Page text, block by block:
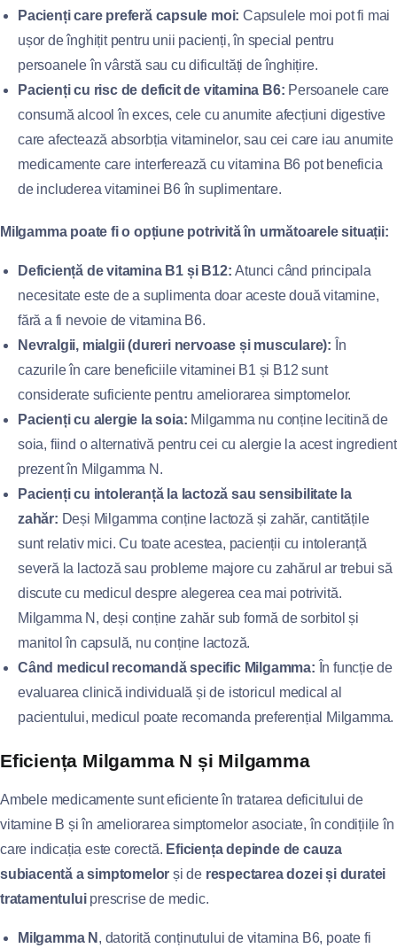
Pacienți care preferă capsule moi: Capsulele moi pot fi mai
ușor de înghițit pentru unii pacienți, în special pentru
persoanele în vârstă sau cu dificultăți de înghițire.
Pacienți cu risc de deficit de vitamina B6: Persoanele care
consumă alcool în exces, cele cu anumite afecțiuni digestive
care afectează absorbția vitaminelor, sau cei care iau anumite
medicamente care interferează cu vitamina B6 pot beneficia
de includerea vitaminei B6 în suplimentare.
Milgamma poate fi o opțiune potrivită în următoarele situații:
Deficiență de vitamina B1 și B12: Atunci când principala
necesitate este de a suplimenta doar aceste două vitamine,
fără a fi nevoie de vitamina B6.
Nevralgii, mialgii (dureri nervoase și musculare): În
cazurile în care beneficiile vitaminei B1 și B12 sunt
considerate suficiente pentru ameliorarea simptomelor.
Pacienți cu alergie la soia: Milgamma nu conține lecitină de
soia, fiind o alternativă pentru cei cu alergie la acest ingredient
prezent în Milgamma N.
Pacienți cu intoleranță la lactoză sau sensibilitate la
zahăr: Deși Milgamma conține lactoză și zahăr, cantitățile
sunt relativ mici. Cu toate acestea, pacienții cu intoleranță
severă la lactoză sau probleme majore cu zahărul ar trebui să
discute cu medicul despre alegerea cea mai potrivită.
Milgamma N, deși conține zahăr sub formă de sorbitol și
manitol în capsulă, nu conține lactoză.
Când medicul recomandă specific Milgamma: În funcție de
evaluarea clinică individuală și de istoricul medical al
pacientului, medicul poate recomanda preferențial Milgamma.
Eficiența Milgamma N și Milgamma
Ambele medicamente sunt eficiente în tratarea deficitului de
vitamine B și în ameliorarea simptomelor asociate, în condițiile în
care indicația este corectă. Eficiența depinde de cauza
subiacentă a simptomelor și de respectarea dozei și duratei
tratamentuluiprescrise de medic.
Milgamma N , datorită conținutului de vitamina B6, poate fi